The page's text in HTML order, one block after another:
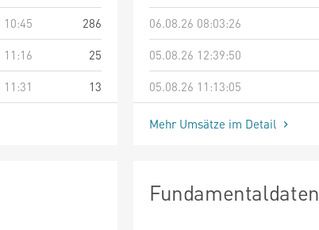
10:45
286
11:16
25
11:31 13
06.08.26 08:03:26
05.08.26 12:39:50
05.08.26 11:13:05
Mehr Umsätze im Detail
Fundamentaldaten